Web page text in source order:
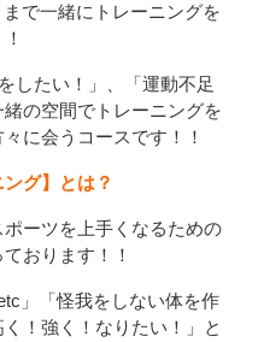
で一緒にトレーニングを
したい！」、「運動不足
の空間でトレーニングを
に会うコースです！！
グ】とは？
ーツを上手くなるための
おります！！
」「怪我をしない体を作
！強く！なりたい！」と